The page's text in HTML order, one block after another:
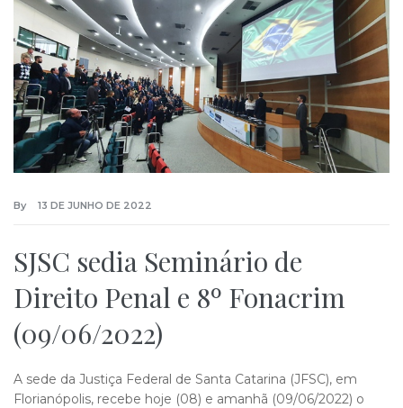
By 13 DE JUNHO DE 2022
SJSC sedia Seminário de
Direito Penal e 8º Fonacrim
(09/06/2022)
A sede da Justiça Federal de Santa Catarina (JFSC), em
Florianópolis, recebe hoje (08) e amanhã (09/06/2022) o